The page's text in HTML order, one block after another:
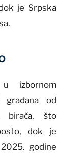
je Srpska
u izbornom
građana od
birača, što
dok je
godine